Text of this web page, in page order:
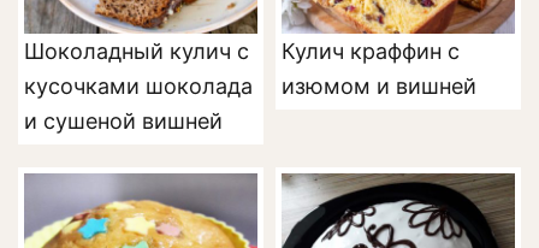
Шоколадный кулич с
кусочками шоколада
и сушеной вишней
Кулич краффин с
изюмом и вишней